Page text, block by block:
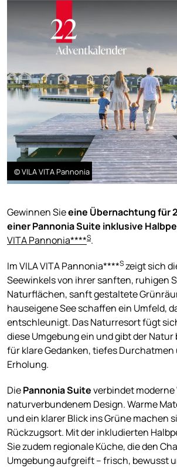
© VILA VITA Pannonia
Gewinnen Sieeine Übernachtung für
einer Pannonia Suite inklusive
VITA Pannonia****S.
Im VILA VITA Pannonia****Szeigt sich
Seewinkels von ihrer sanften, ruhigen
Naturflächen, sanft gestaltete
hauseigene See schaffen ein Umfeld,
entschleunigt. Das Naturresort fügt
diese Umgebung ein und gibt der Natur
für klare Gedanken, tiefes
Erholung.
DiePannonia Suiteverbindet
naturverbundenem Design. Warme
und ein klarer Blick ins Grüne machen
Rückzugsort. Mit der inkludierten
Sie zudem regionale Küche, die den
Umgebung aufgreift – frisch, bewusst